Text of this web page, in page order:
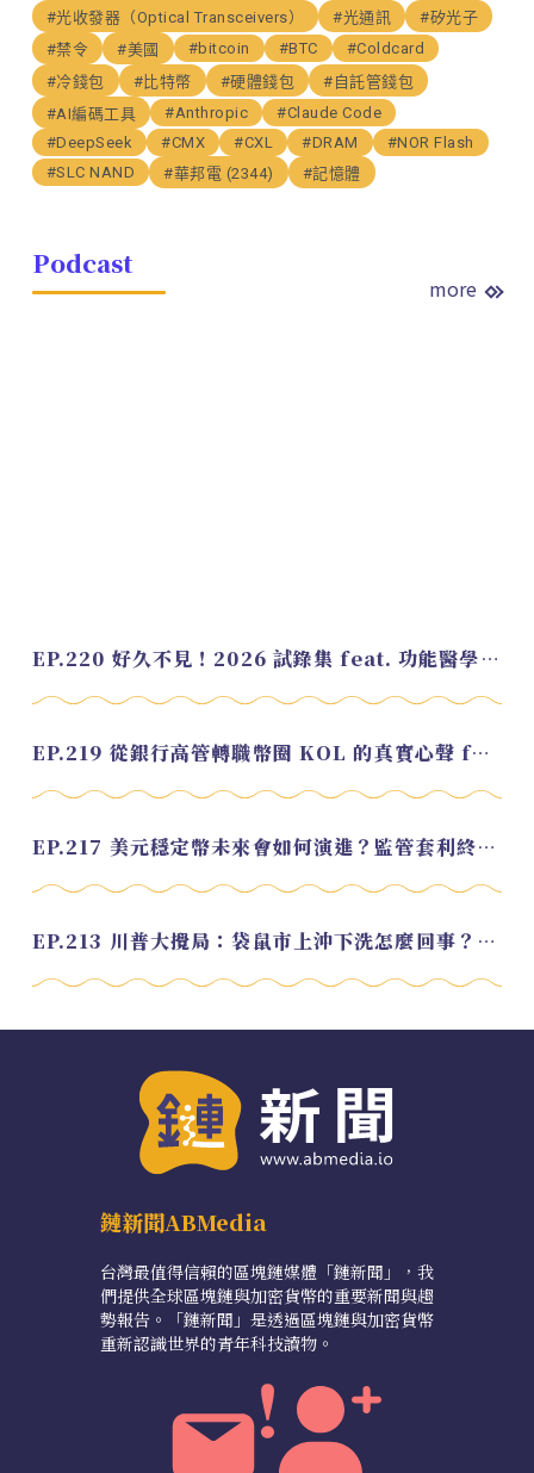
#光收發器（Optical Transceivers）
#光通訊
#矽光子
#禁令
#美國 #bitcoin #BTC
#Coldcard
#冷錢包
#比特幣 #硬體錢包
#自託管錢包
#AI編碼工具
#Anthropic
#Claude Code
#DeepSeek
#CMX #CXL #DRAM
#NOR Flash
#SLC NAND
#華邦電 (2344) #記憶體
Podcast
more
EP.220 好久不見！2026 試錄集 feat. 功能醫學營養師 美寶
EP.219 從銀行高管轉職幣圈 KOL 的真實心聲 feat.龜大
EP.217 美元穩定幣未來會如何演進？監管套利終將收斂？feat. 研究員 余哲安
EP.213 川普大攪局：袋鼠市上沖下洗怎麼回事？feat. Alvin
鏈新聞ABMedia
台灣最值得信賴的區塊鏈媒體「鏈新聞」，我
們提供全球區塊鏈與加密貨幣的重要新聞與趨
勢報告。「鏈新聞」是透過區塊鏈與加密貨幣
重新認識世界的青年科技讀物。